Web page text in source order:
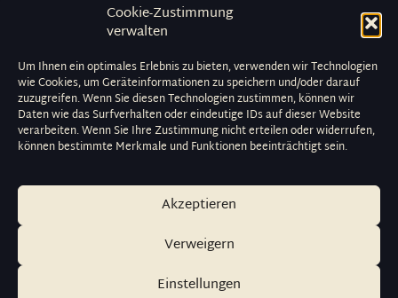
Cookie-Zustimmung
verwalten
Um Ihnen ein optimales Erlebnis zu bieten, verwenden wir Technologien
wie Cookies, um Geräteinformationen zu speichern und/oder darauf
zuzugreifen. Wenn Sie diesen Technologien zustimmen, können wir
Daten wie das Surfverhalten oder eindeutige IDs auf dieser Website
verarbeiten. Wenn Sie Ihre Zustimmung nicht erteilen oder widerrufen,
können bestimmte Merkmale und Funktionen beeinträchtigt sein.
Akzeptieren
Verweigern
Einstellungen